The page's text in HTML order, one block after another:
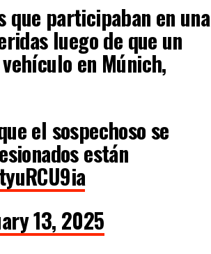
que participaban en una
luego de que un
en Múnich,
el sospechoso se
están
13, 2025